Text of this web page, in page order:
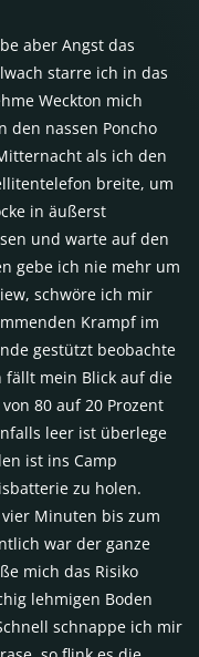
aber Angst das
starre ich in das
Weckton mich
den nassen Poncho
als ich den
breite, um
in äußerst
und warte auf den
gebe ich nie mehr um
schwöre ich mir
Krampf im
gestützt beobachte
fällt mein Blick auf die
80 auf 20 Prozent
leer ist überlege
ist ins Camp
zu holen.
Minuten bis zum
war der ganze
mich das Risiko
lehmigen Boden
schnappe ich mir